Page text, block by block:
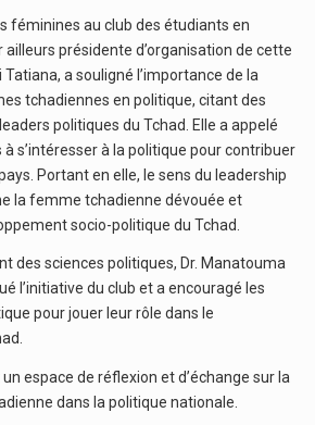
féminines au club des étudiants en
présidente d’organisation de cette
a souligné l’importance de la
tchadiennes en politique, citant des
politiques du Tchad. Elle a appelé
s’intéresser à la politique pour contribuer
Portant en elle, le sens du leadership
la femme tchadienne dévouée et
socio-politique du Tchad.
des sciences politiques, Dr. Manatouma
l’initiative du club et a encouragé les
pour jouer leur rôle dans le
espace de réflexion et d’échange sur la
dans la politique nationale.